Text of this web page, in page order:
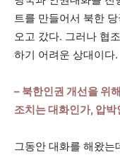
트를 만들어서 북한
오고 갔다. 그러나 협
하기 어려운 상대이다.
– 북한인권 개선을 위
조치는 대화인가, 압박
그동안 대화를 해왔는